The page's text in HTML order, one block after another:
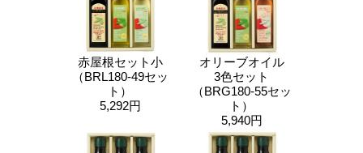
赤屋根セット小
（BRL180-49セッ
ト）
5,292円
オリーブオイル
3色セット
（BRG180-55セッ
ト）
5,940円